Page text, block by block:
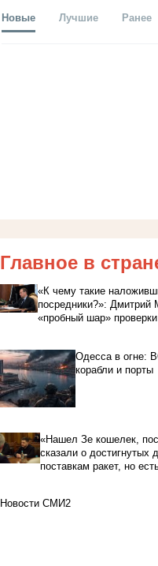
Новые Лучшие Ранее
Главное в
«К чему такие
посредники?»: Дмитрий
«пробный шар»
Одесса в огне:
корабли и порты
«Нашел Зе кошелек,
сказали о достигнутых
поставкам ракет, но
Новости СМИ2